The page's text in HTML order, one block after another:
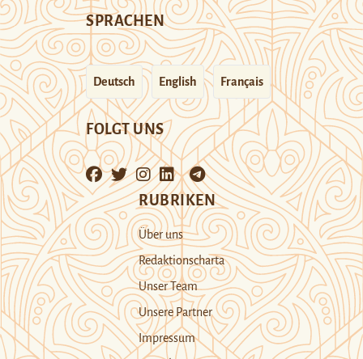
SPRACHEN
Deutsch English Français
FOLGT UNS
RUBRIKEN
Über uns
Redaktionscharta
Unser Team
Unsere Partner
Impressum